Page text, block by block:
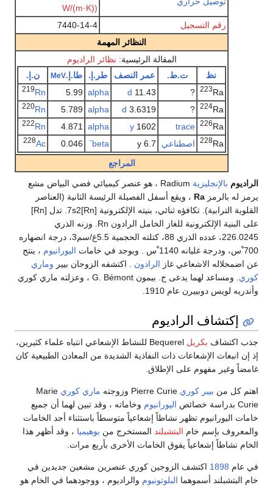
(W/(m·K)
رقم التسجيل
7440-14-4
النظائر المهمة
المقالة الرئيسية: نظائر الراديوم
نظ
ت.ط. عمر النصف طر.إ. طا.إ.MeV ن.إ.
223Ra
?
11.43
d
alpha
5.99
219Rn
224Ra
?
3.6319
d
alpha
5.789
220Rn
226Ra
trace
1602
y
alpha
4.871
222Rn
228Ra اصطناعي 6.7 y
beta
-
0.046
228Ac
المراجع
الراديوم بالإنجليزية
Radium ، هو عنصر كيميائي فضي البياض مشع
يرمز له بالرمز Ra ، ويقع أسفل الفصيلة الرئيسة الثانية (العناصر
القلوية الترابية). تكافؤه ثنائي، بنيته الإلكترونية [Rn]7s2. تدل [Rn]
على البنية الإلكترونية للغاز الخامل الرادون Rn. وزنه الذري
226.0245، عدده الذري 88، كتلته الحجمية 5.5غ/سم3، درجة انصهاره
700 ْس، ودرجة غليانه 1140 ْس . ويوجد في خامات
اليورانيوم ، ينتج
عن اضمحلاله الاشعاعي غاز الرادون . اكتشفه الزوجان بيير وماري
كوري
. ومساعد لهما يدعى ج. بيمون G. Bémont ، وعزلته ماري كوري
وأندريه لويس دوبييرن عام 1910.
إكتشاف الراديوم
جذب اكتشاف بكريل
Bequerel للنشاط الإشعاعي انتباه علماء كثيرين،
إذ إن انبعاث الإشعاعات ذات النفاذية الشديدة من المعادن الطبيعية كان
غامضاً وغير مفهوم على الإطلاق.
اهتم كل من بيير كوري ماري كوري Marie
Curie بدراسة خصائص
اليورانيوم وخاماته ، وقد تبين لهما أن جميع
خامات اليورانيوم تظهر نشاطاً إشعاعياً متوسطاً باستثناء أحد الخامات
والمعروف بإسم خام البتشبلند المستخرج من بوهيميا ، وقد أظهر هذا
الخام نشاطاً إشعاعياً يفوق الخامات الأخرى بأربع مرات.
في عام 1898 اكتشف الزوجين كوري عنصرين مشعين جديدين في
خام البتشبلند أسموهما البلوتونيوم والراديوم ، ووجودهما في الخام هو